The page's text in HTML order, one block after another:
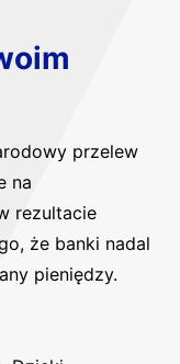
przelew
na
rezultacie
że banki nadal
pieniędzy.